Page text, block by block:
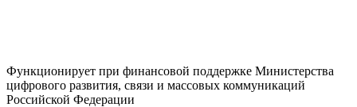
Функционирует при финансовой поддержке Министерства
цифрового развития, связи и массовых коммуникаций
Российской Федерации